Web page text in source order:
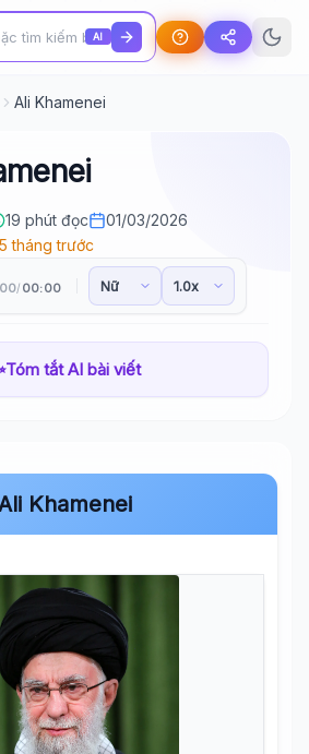
AI
Ali Khamenei
19 phút đọc
01/03/2026
tháng trước
/ 00:00
Tóm tắt AI bài viết
Khamenei